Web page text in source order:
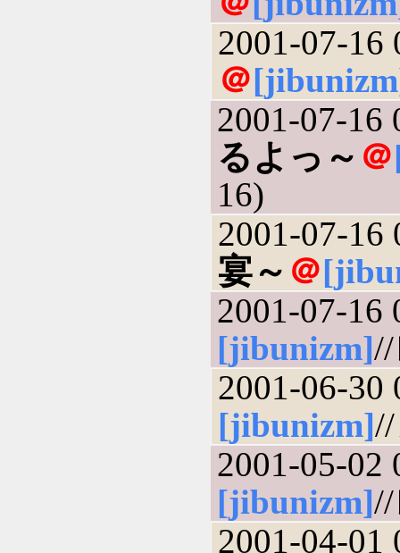
2001-07-16
＠
2001-07-16
るよっ～ ＠
16)
2001-07-16
宴～ ＠
2001-07-16
[jibunizm]
2001-06-30
[jibunizm]
2001-05-02
[jibunizm]
2001-04-01